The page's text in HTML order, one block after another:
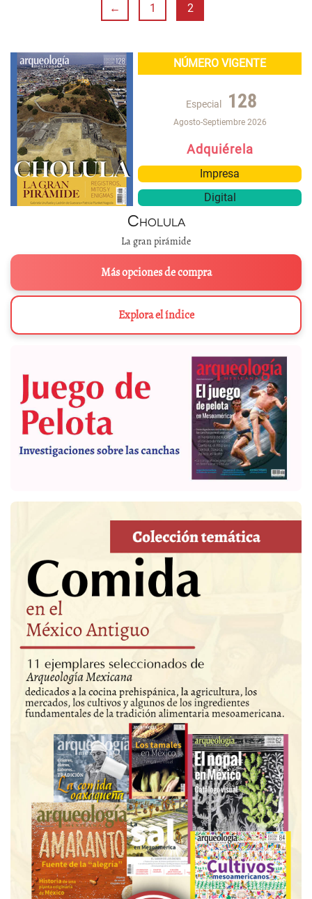
← 1 2
NÚMERO VIGENTE
Especial 128
Agosto-Septiembre 2026
Adquiérela
Impresa
Digital
Cholula
La gran pirámide
Más opciones de compra
Explora el índice